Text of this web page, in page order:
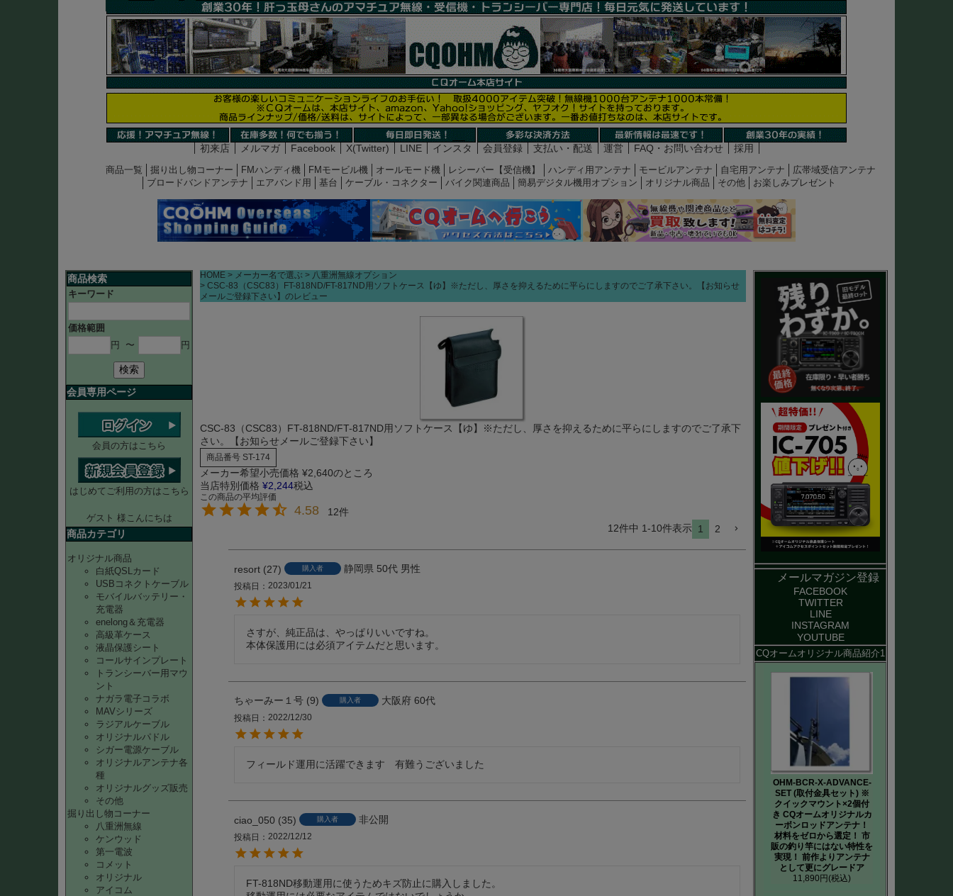
初来店 メルマガ Facebook X(Twitter) LINE インスタ 会員登録 支払い・配送 運営 FAQ・お問い合わせ 採用
商品一覧 掘り出し物コーナー FMハンディ機 FMモービル機 オールモード機 レシーバー【受信機】 ハンディ用アンテナ モービルアンテナ 自宅用アンテナ
広帯域受信アンテナ
ブロードバンドアンテナ
エアバンド用 基台 ケーブル・コネクター バイク関連商品 簡易デジタル機用オプション オリジナル商品 その他 お楽しみプレゼント
商品検索
キーワード
価格範囲
円
〜 円
検索
会員専用ページ
会員の方はこちら
はじめてご利用の方はこちら
ゲスト 様こんにちは
商品カテゴリ
オリジナル商品
白紙QSLカード
USBコネクトケーブル
モバイルバッテリー・
充電器
enelong＆充電器
高級革ケース
液晶保護シート
コールサインプレート
トランシーバー用マウ
ント
ナガラ電子コラボ
MAVシリーズ
ラジアルケーブル
オリジナルパドル
シガー電源ケーブル
オリジナルアンテナ各
種
オリジナルグッズ販売
その他
掘り出し物コーナー
八重洲無線
ケンウッド
第一電波
コメット
オリジナル
アイコム
HOME メーカー名で選ぶ
八重洲無線オプション
CSC-83（CSC83）FT-818ND/FT-817ND用ソフトケース【ゆ】※ただし、厚さを抑えるために平らにしますのでご了承下さい。【お知らせ
メールご登録下さい】のレビュー
CSC-83（CSC83）FT-818ND/FT-817ND用ソフトケース【ゆ】※ただし、厚さを抑えるために平らにしますのでご了承下
さい。【お知らせメールご登録下さい】
商品番号 ST-174
メーカー希望小売価格 ¥2,640のところ
当店特別価格 ¥2,244税込
4.58
12
12件中 1-10件表示 1 2
resort 27 購入者 静岡県 50代 男性
投稿日 2023/01/21
さすが、純正品は、やっぱりいいですね。
本体保護用には必須アイテムだと思います。
ちゃーみー１号 9 購入者 大阪府 60代
投稿日 2022/12/30
フィールド運用に活躍できます　有難うございました
ciao_050 35 購入者 非公開
投稿日 2022/12/12
FT-818ND移動運用に使うためキズ防止に購入しました。
メールマガジン登録
FACEBOOK
TWITTER
LINE
INSTAGRAM
YOUTUBE
CQオームオリジナル商品紹介1
OHM-BCR-X-ADVANCE-
SET (取付金具セット) ※
クイックマウント×2個付
き CQオームオリジナルカ
ーボンロッドアンテナ！
材料をゼロから選定！ 市
販の釣り竿にはない特性を
実現！ 前作よりアンテナ
として更にグレードア
11,890円(税込)